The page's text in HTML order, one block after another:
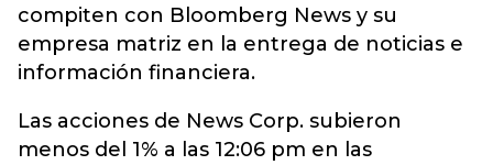
compiten con Bloomberg News y su
empresa matriz en la entrega de noticias e
información financiera.
Las acciones de News Corp. subieron
menos del 1% a las 12:06 pm en las